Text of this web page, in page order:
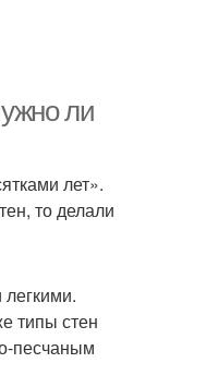
ли
лет».
то делали
типы стен
песчаным